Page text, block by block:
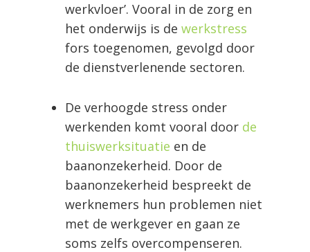
werkvloer’. Vooral in de zorg en
het onderwijs is de werkstress
fors toegenomen, gevolgd door
de dienstverlenende sectoren.
De verhoogde stress onder
werkenden komt vooral door de
thuiswerksituatie en de
baanonzekerheid. Door de
baanonzekerheid bespreekt de
werknemers hun problemen niet
met de werkgever en gaan ze
soms zelfs overcompenseren.